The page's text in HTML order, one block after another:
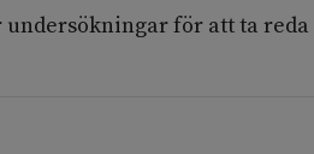
för att ta